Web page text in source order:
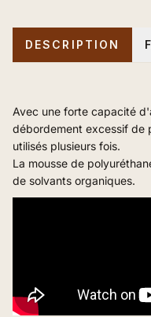
DESCRIPTION
Avec une forte capacité
débordement excessif de
utilisés plusieurs fois.
La mousse de
de solvants organiques.